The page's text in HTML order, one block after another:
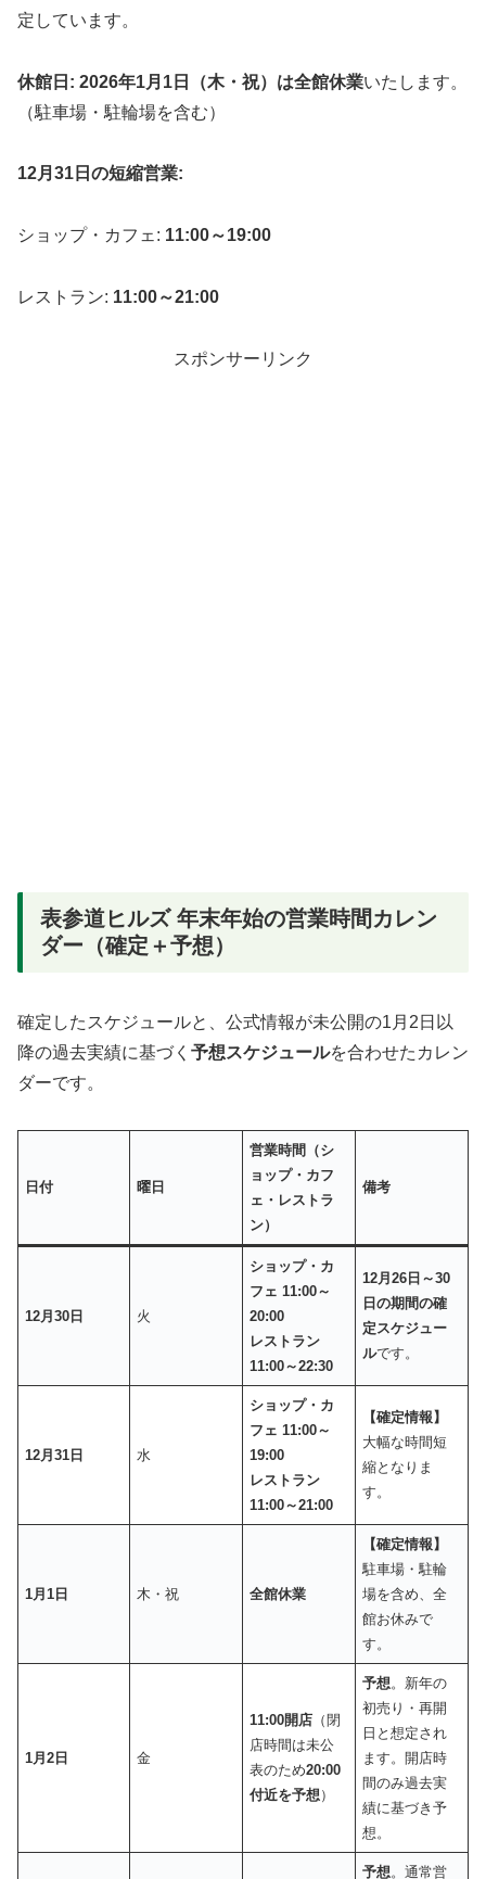
定しています。
休館日: 2026年1月1日（木・祝）は全館休業いたします。
（駐車場・駐輪場を含む）
12月31日の短縮営業:
ショップ・カフェ: 11:00～19:00
レストラン: 11:00～21:00
スポンサーリンク
表参道ヒルズ 年末年始の営業時間カレン
ダー（確定＋予想）
確定したスケジュールと、公式情報が未公開の1月2日以
降の過去実績に基づく 予想スケジュールを合わせたカレン
ダーです。
日付 曜日
営業時間（シ
ョップ・カフ
ェ・レストラ
ン）
備考
12月30日 火
ショップ・カ
フェ 11:00～
20:00
レストラン
11:00～22:30
12月26日～30
日の期間の確
定スケジュー
ルです。
12月31日 水
ショップ・カ
フェ 11:00～
19:00
レストラン
11:00～21:00
【確定情報】
大幅な時間短
縮となりま
す。
1月1日 木・祝 全館休業
【確定情報】
駐車場・駐輪
場を含め、全
館お休みで
す。
1月2日 金
11:00開店 （閉
店時間は未公
表のため20:00
付近を予想 ）
予想 。新年の
初売り・再開
日と想定され
ます。開店時
間のみ過去実
績に基づき予
想。
予想 。通常営